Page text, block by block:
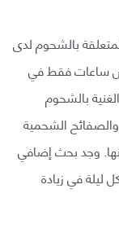
بالشحوم لدى
ساعات فقط في
بالشحوم
والصفائح الشحمية
وجد بحث إضافي
ليلة في زيادة